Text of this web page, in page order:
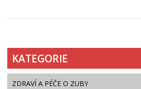
KATEGORIE
ZDRAVÍ A PÉČE O ZUBY